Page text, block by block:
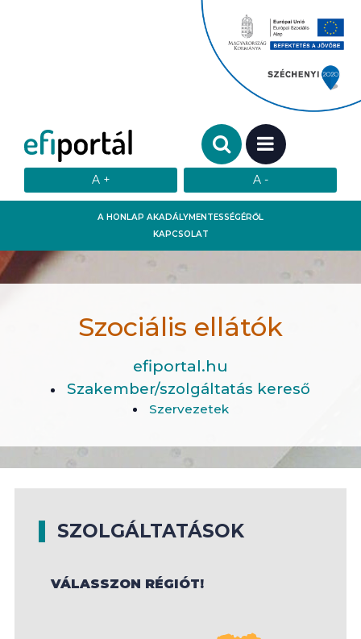
A HONLAP AKADÁLYMENTESSÉGÉRŐL
KAPCSOLAT
Keresendő szó:
MENÜ
Szociális ellátók
efiportal.hu
Szakember/szolgáltatás kereső
Szervezetek
SZOLGÁLTATÁSOK
VÁLASSZON RÉGIÓT!